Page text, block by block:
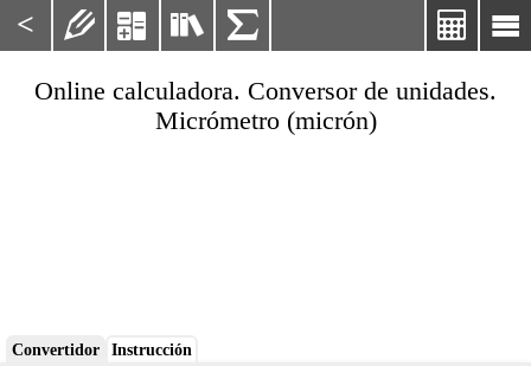
< 

   
Online calculadora. Conversor de unidades.
Micrómetro (micrón)
Convertidor Instrucción